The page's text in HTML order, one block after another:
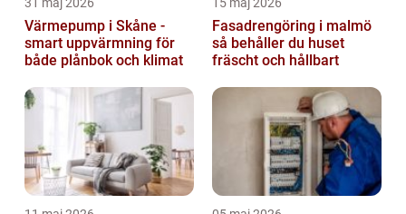
Värmepump i Skåne -
smart uppvärmning för
både plånbok och klimat
Fasadrengöring i malmö
så behåller du huset
fräscht och hållbart